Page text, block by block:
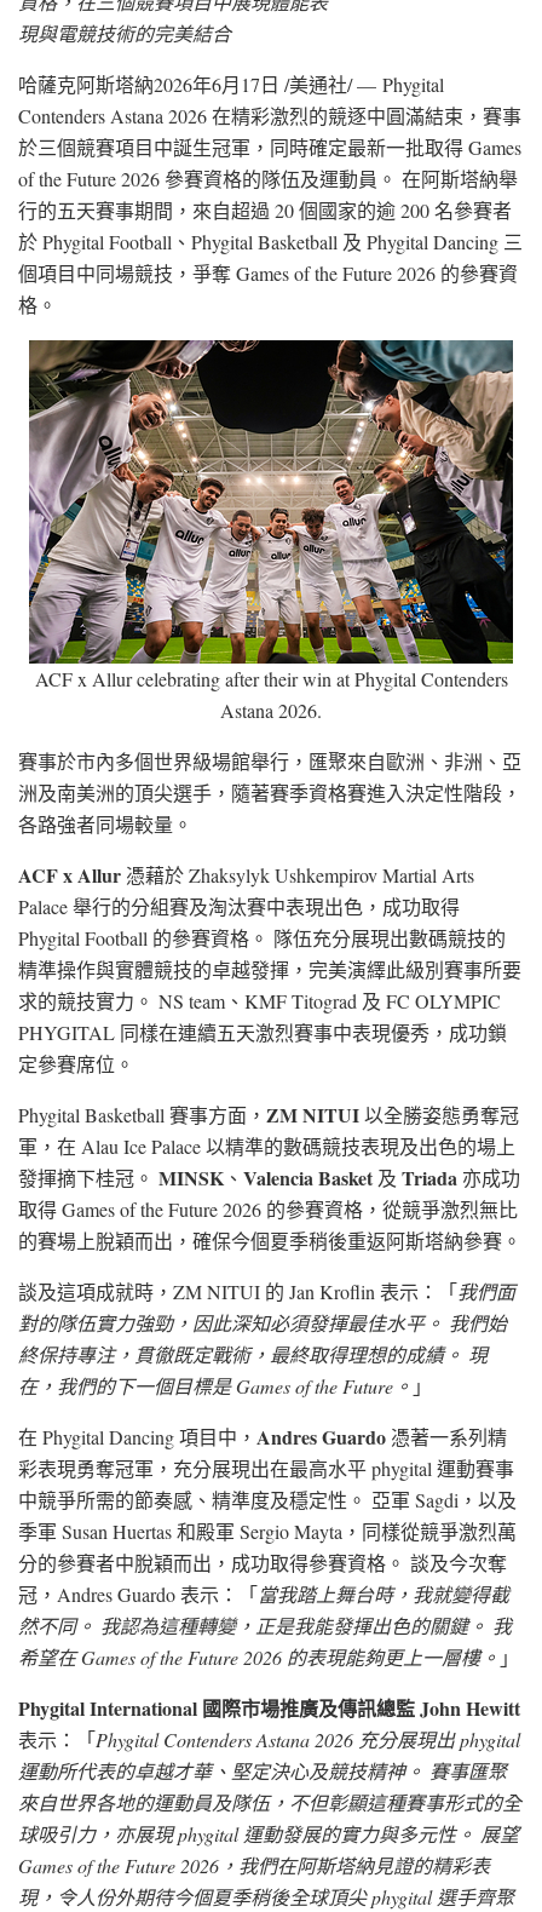
現與電競技術的完美結合
哈薩克阿斯塔納2026年6月17日 /美通社/ — Phygital
Contenders Astana 2026 在精彩激烈的競逐中圓滿結束，賽事
於三個競賽項目中誕生冠軍，同時確定最新一批取得 Games
of the Future 2026 參賽資格的隊伍及運動員。 在阿斯塔納舉
行的五天賽事期間，來自超過 20 個國家的逾 200 名參賽者
於 Phygital Football、Phygital Basketball 及 Phygital Dancing 三
個項目中同場競技，爭奪 Games of the Future 2026 的參賽資
格。
ACF x Allur celebrating after their win at Phygital Contenders
Astana 2026.
賽事於市內多個世界級場館舉行，匯聚來自歐洲、非洲、亞
洲及南美洲的頂尖選手，隨著賽季資格賽進入決定性階段，
各路強者同場較量。
ACF x Allur 憑藉於 Zhaksylyk Ushkempirov Martial Arts
Palace 舉行的分組賽及淘汰賽中表現出色，成功取得
Phygital Football 的參賽資格。 隊伍充分展現出數碼競技的
精準操作與實體競技的卓越發揮，完美演繹此級別賽事所要
求的競技實力。 NS team、KMF Titograd 及 FC OLYMPIC
PHYGITAL 同樣在連續五天激烈賽事中表現優秀，成功鎖
定參賽席位。
Phygital Basketball 賽事方面， ZM NITUI以全勝姿態勇奪冠
軍，在 Alau Ice Palace 以精準的數碼競技表現及出色的場上
發揮摘下桂冠。 MINSK 、 Valencia Basket 及 Triada 亦成功
取得 Games of the Future 2026 的參賽資格，從競爭激烈無比
的賽場上脫穎而出，確保今個夏季稍後重返阿斯塔納參賽。
談及這項成就時，ZM NITUI 的 Jan Kroflin 表示：「我們面
對的隊伍實力強勁，因此深知必須發揮最佳水平。 我們始
終保持專注，貫徹既定戰術，最終取得理想的成績。 現
在，我們的下一個目標是 Games of the Future。 」
在 Phygital Dancing 項目中， Andres Guardo 憑著一系列精
彩表現勇奪冠軍，充分展現出在最高水平 phygital 運動賽事
中競爭所需的節奏感、精準度及穩定性。 亞軍 Sagdi，以及
季軍 Susan Huertas 和殿軍 Sergio Mayta，同樣從競爭激烈萬
分的參賽者中脫穎而出，成功取得參賽資格。 談及今次奪
冠，Andres Guardo 表示：「當我踏上舞台時，我就變得截
然不同。 我認為這種轉變，正是我能發揮出色的關鍵。 我
希望在 Games of the Future 2026 的表現能夠更上一層樓。 」
Phygital International 國際市場推廣及傳訊總監 John Hewitt
表示：「Phygital Contenders Astana 2026 充分展現出 phygital
運動所代表的卓越才華、堅定決心及競技精神。 賽事匯聚
來自世界各地的運動員及隊伍，不但彰顯這種賽事形式的全
球吸引力，亦展現 phygital 運動發展的實力與多元性。 展望
Games of the Future 2026，我們在阿斯塔納見證的精彩表
現，令人份外期待今個夏季稍後全球頂尖 phygital 選手齊聚